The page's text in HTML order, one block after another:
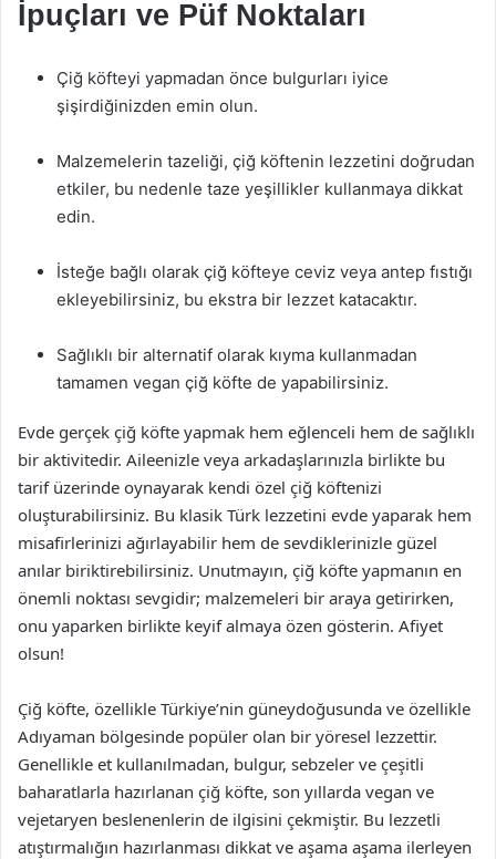
İpuçları ve Püf Noktaları
Çiğ köfteyi yapmadan önce bulgurları iyice
şişirdiğinizden emin olun.
Malzemelerin tazeliği, çiğ köftenin lezzetini doğrudan
etkiler, bu nedenle taze yeşillikler kullanmaya dikkat
edin.
İsteğe bağlı olarak çiğ köfteye ceviz veya antep fıstığı
ekleyebilirsiniz, bu ekstra bir lezzet katacaktır.
Sağlıklı bir alternatif olarak kıyma kullanmadan
tamamen vegan çiğ köfte de yapabilirsiniz.
Evde gerçek çiğ köfte yapmak hem eğlenceli hem de sağlıklı
bir aktivitedir. Aileenizle veya arkadaşlarınızla birlikte bu
tarif üzerinde oynayarak kendi özel çiğ köftenizi
oluşturabilirsiniz. Bu klasik Türk lezzetini evde yaparak hem
misafirlerinizi ağırlayabilir hem de sevdiklerinizle güzel
anılar biriktirebilirsiniz. Unutmayın, çiğ köfte yapmanın en
önemli noktası sevgidir; malzemeleri bir araya getirirken,
onu yaparken birlikte keyif almaya özen gösterin. Afiyet
olsun!
Çiğ köfte, özellikle Türkiye’nin güneydoğusunda ve özellikle
Adıyaman bölgesinde popüler olan bir yöresel lezzettir.
Genellikle et kullanılmadan, bulgur, sebzeler ve çeşitli
baharatlarla hazırlanan çiğ köfte, son yıllarda vegan ve
vejetaryen beslenenlerin de ilgisini çekmiştir. Bu lezzetli
atıştırmalığın hazırlanması dikkat ve aşama aşama ilerleyen